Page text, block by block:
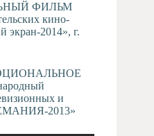
ФИЛЬМ
кино-
экран-2014», г.
и
2013»